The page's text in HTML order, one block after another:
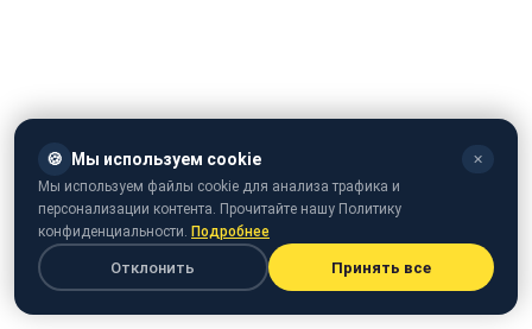
🍪 Мы используем cookie ✕
Мы используем файлы cookie для анализа трафика и
персонализации контента. Прочитайте нашу Политику
конфиденциальности. Подробнее
Отклонить Принять все